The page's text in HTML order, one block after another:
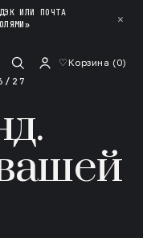
ИЛИ ПОЧТА
✕
♡Корзина (0)
27